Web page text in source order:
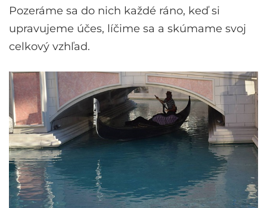
Pozeráme sa do nich každé ráno, keď si
upravujeme účes, líčime sa a skúmame svoj
celkový vzhľad.